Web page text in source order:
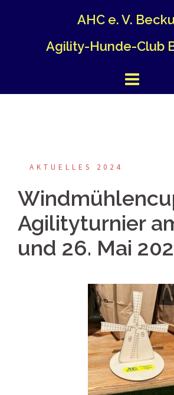
AHC e. V.
Agility-Hunde-Club
AKTUELLES 2024
Agilityturnier
und 26. Mai